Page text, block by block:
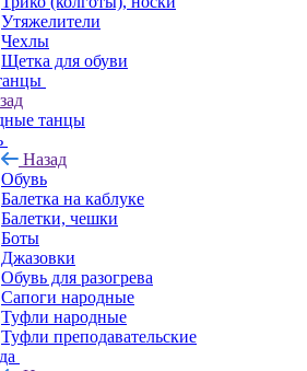
Утяжелители
Чехлы
Щетка для обуви
танцы
Назад
Обувь
Балетка на каблуке
Балетки, чешки
Боты
Джазовки
Обувь для разогрева
Сапоги народные
Туфли народные
Туфли преподавательские